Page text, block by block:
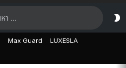
Max Guard LUXESLA